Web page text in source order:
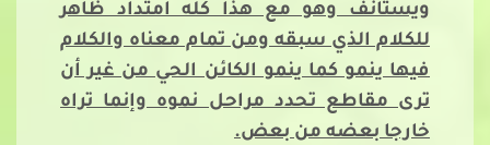
ويستأنف وهو مع هذا كله امتداد ظاهر
للكلام الذي سبقه ومن تمام معناه والكلام
فيها ينمو كما ينمو الكائن الحي من غير أن
ترى مقاطع تحدد مراحل نموه وإنما تراه
خارجا بعضه من بعض.